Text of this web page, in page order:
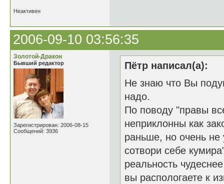
Неактивен
2006-09-10 03:56:35
Золотой-Дракон
Бывший редактор
Зарегистрирован: 2006-08-15
Сообщений: 3936
Пётр написал(а):
Не знаю что Вы
надо.
По поводу "правы
неприклонны как
раньше, но очень не
сотвори себе
реальность
вы распологаете к